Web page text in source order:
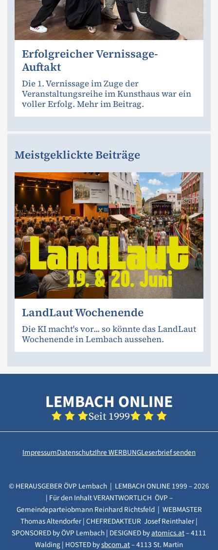
Erfolgreicher Vernissage-
Auftakt
Die 1. Vernissage im Zuge der
Veranstaltungsreihe im Kunsthaus war ein
voller Erfolg. Mehr im Beitrag.
Meistgeklickte Beiträge
LandLaut Wochenende
Die KI macht's vor... so könnte das LandLaut
Wochenende in Lembach aussehen.
LEMBACH ONLINE
Seit 1999
ImpressumDatenschutzIhre WERBUNGLeserbrief senden
© HERAUSGEBER ÖVP Lembach | LEMBACH ONLINE 1999 – 2026
| Für den Inhalt VERANTWORTLICH ÖVP –
Gemeindeparteiobmann Reinhard Richtsfeld | WEBMASTER
Thomas Altendorfer | CHEFREDAKTEUR Josef Reinthaler |
SPONSORED by ÖVP Lembach | DESIGNED byatomics.at– 4111
Walding | HOSTED bysbcom.at– 4113 St. Martin